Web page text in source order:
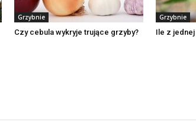
Grzybnie
Czy cebula wykryje trujące grzyby?
Grzybnie
Ile z